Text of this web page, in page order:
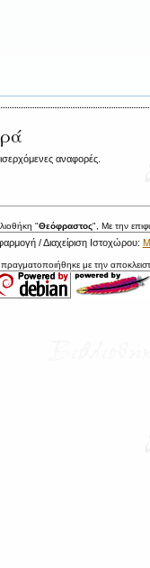
αναφορές.
"Θεόφραστος", Με την
/ Διαχείριση Ιστοχώρου:
με την